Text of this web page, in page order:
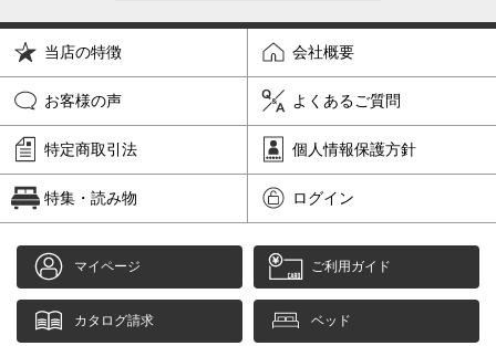
当店の特徴 会社概要
お客様の声 よくあるご質問
特定商取引法 個人情報保護方針
特集・読み物 ログイン
マイページ ご利用ガイド
カタログ請求 ベッド